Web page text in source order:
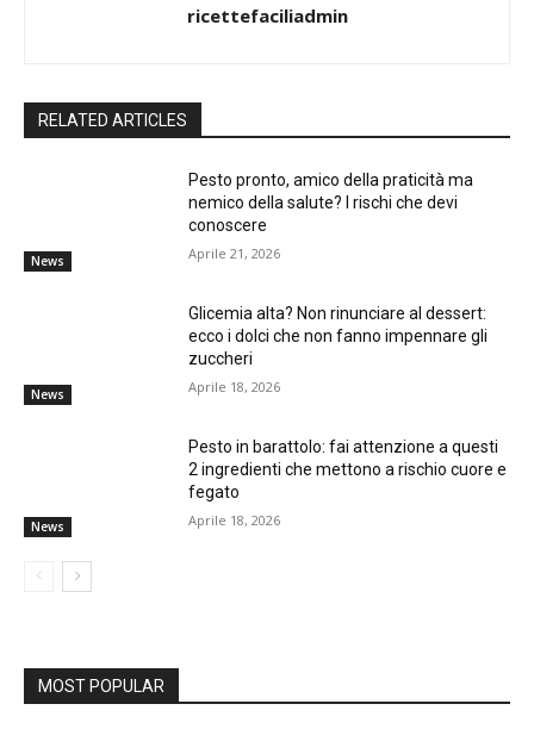
ricettefaciliadmin
RELATED ARTICLES
News
Pesto pronto, amico della praticità ma
nemico della salute? I rischi che devi
conoscere
Aprile 21, 2026
News
Glicemia alta? Non rinunciare al dessert:
ecco i dolci che non fanno impennare gli
zuccheri
Aprile 18, 2026
News
Pesto in barattolo: fai attenzione a questi
2 ingredienti che mettono a rischio cuore e
fegato
Aprile 18, 2026
MOST POPULAR